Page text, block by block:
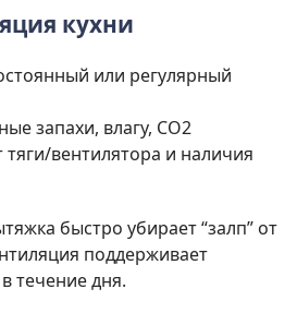
кухни
или регулярный
запахи, влагу, CO2
тяги/вентилятора и наличия
быстро убирает “залп” от
поддерживает
течение дня.